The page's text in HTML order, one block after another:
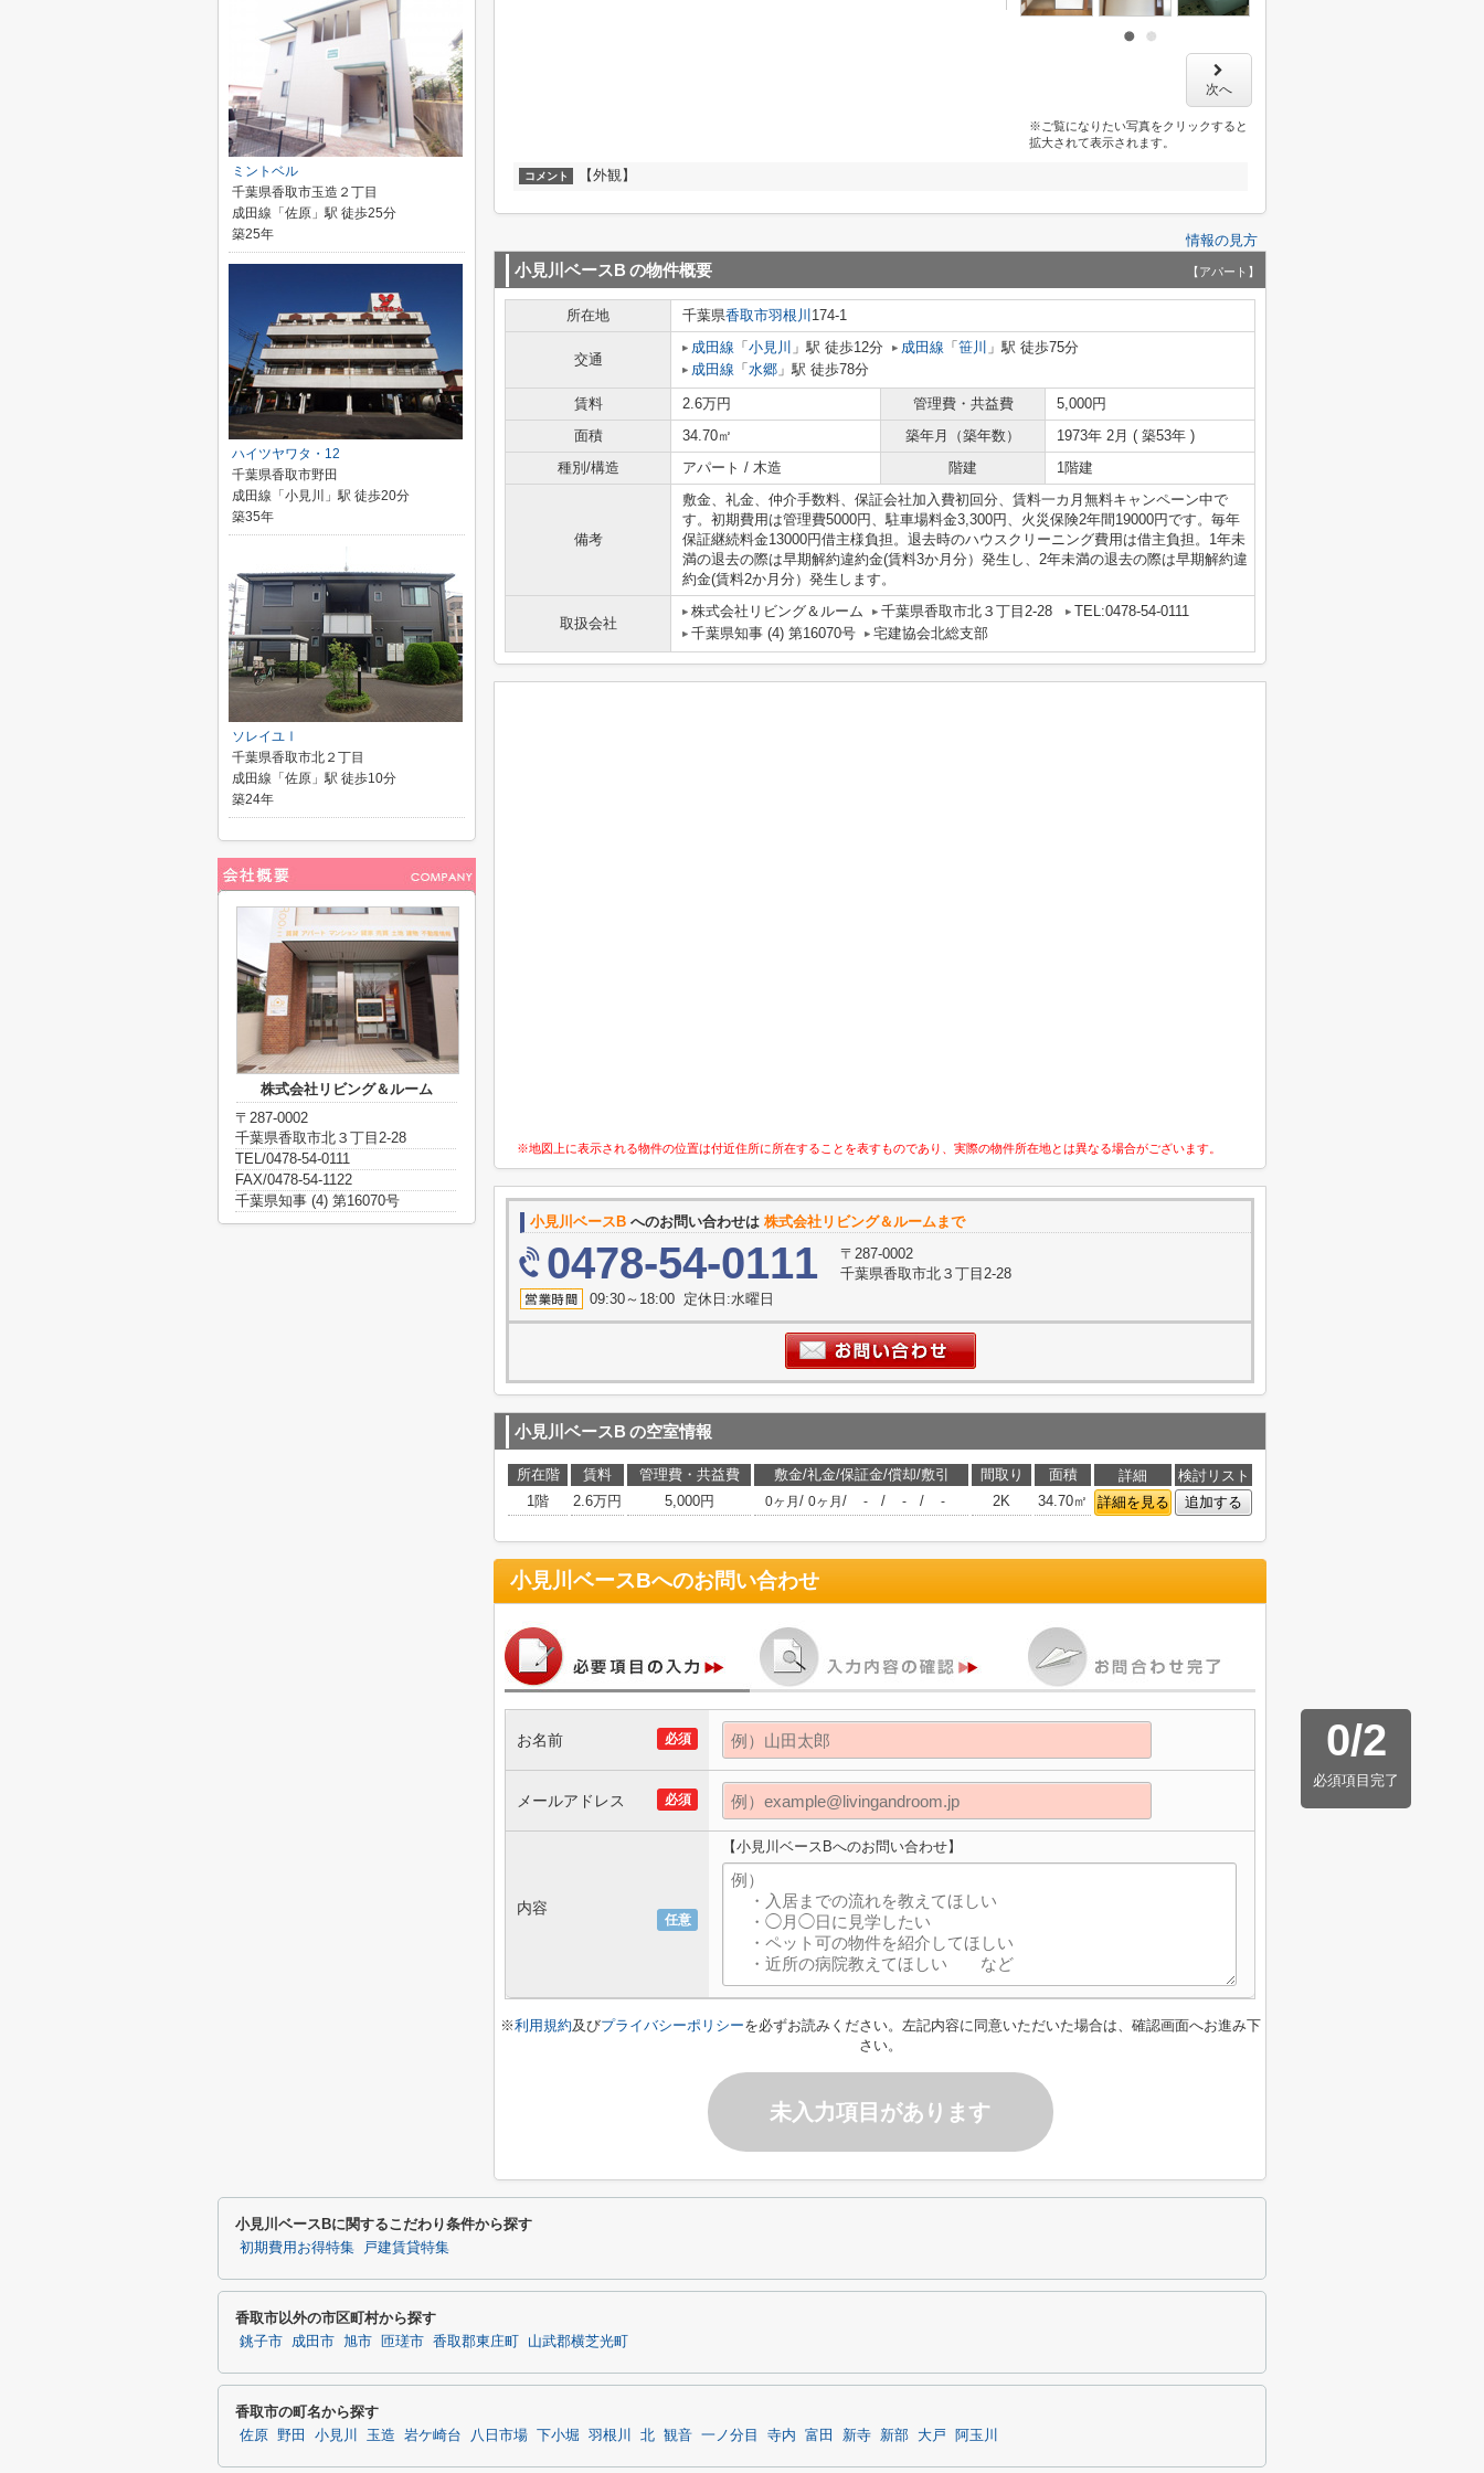
次へ
※ご覧になりたい写真をクリックすると
拡大されて表示されます。
コメント 【外観】
情報の見方
小見川ベースB の物件概要 【アパート】
所在地 千葉県香取市羽根川 174-1
交通
成田線 「 小見川 」駅 徒歩12分 成田線 「 笹川 」駅 徒歩75分
成田線 「 水郷 」駅 徒歩78分
賃料 2.6万円 管理費・共益費
5,000円
面積
34.70㎡ 築年月（築年数）
1973年 2月 ( 築53年 )
種別/構造
アパート / 木造 階建 1階建
備考
敷金、礼金、仲介手数料、保証会社加入費初回分、賃料一カ月無料キャンペーン中で
す。初期費用は管理費5000円、駐車場料金3,300円、火災保険2年間19000円です。毎年
保証継続料金13000円借主様負担。退去時のハウスクリーニング費用は借主負担。1年未
満の退去の際は早期解約違約金(賃料3か月分）発生し、2年未満の退去の際は早期解約違
約金(賃料2か月分）発生します。
取扱会社
株式会社リビング＆ルーム 千葉県香取市北３丁目2-28
TEL:0478-54-0111
千葉県知事 (4) 第16070号
宅建協会北総支部
※地図上に表示される物件の位置は付近住所に所在することを表すものであり、実際の物件所在地とは異なる場合がございます。
小見川ベースB へのお問い合わせは 株式会社リビング＆ルームまで
0478-54-0111
〒287-0002
千葉県香取市北３丁目2-28
09:30～18:00 定休日:水曜日
小見川ベースB の空室情報
所在階 賃料 管理費・共益費 敷金/礼金/保証金/償却/敷引 間取り 面積 詳細
検討リスト
1階
2.6万円 5,000円 0ヶ月 / 0ヶ月 / - / - / - 2K 34.70㎡ 詳細を見る 追加する
小見川ベースBへのお問い合わせ
0/2
必須項目完了
必須
お名前
必須
メールアドレス
任意
内容
【小見川ベースBへのお問い合わせ】
※利用規約及びプライバシーポリシーを必ずお読みください。左記内容に同意いただいた場合は、確認画面へお進み下
さい。
未入力項目があります
ミントベル
千葉県香取市玉造２丁目
成田線「佐原」駅 徒歩25分
築25年
ハイツヤワタ・12
千葉県香取市野田
成田線「小見川」駅 徒歩20分
築35年
ソレイユⅠ
千葉県香取市北２丁目
成田線「佐原」駅 徒歩10分
築24年
株式会社リビング＆ルーム
〒287-0002
千葉県香取市北３丁目2-28
TEL/0478-54-0111
FAX/0478-54-1122
千葉県知事 (4) 第16070号
小見川ベースBに関するこだわり条件から探す
初期費用お得特集 戸建賃貸特集
香取市以外の市区町村から探す
銚子市 成田市 旭市 匝瑳市 香取郡東庄町 山武郡横芝光町
香取市の町名から探す
佐原 野田 小見川 玉造 岩ケ崎台 八日市場 下小堀 羽根川 北 観音 一ノ分目 寺内 富田 新寺 新部 大戸 阿玉川